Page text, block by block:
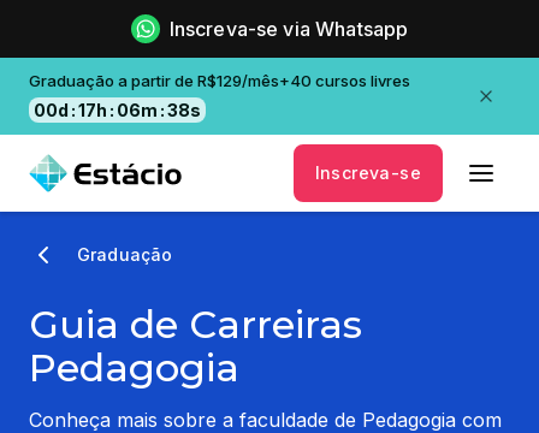
Inscreva-se via Whatsapp
Graduação a partir de R$129/mês+40 cursos livres
00d :17h : 06m :36s
Inscreva-se
Graduação
Guia de Carreiras
Pedagogia
Conheça mais sobre a faculdade de Pedagogia com